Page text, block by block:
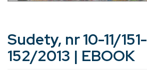
Sudety, nr 10-11/151-
152/2013 | EBOOK